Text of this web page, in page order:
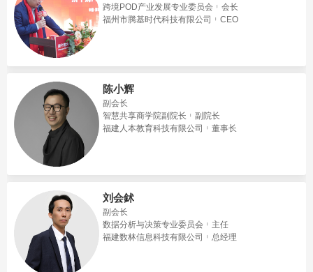
跨境POD产业发展专业委员会
会长
福州市腾基时代科技有限公司
CEO
陈小辉
副会长
智慧共享商学院副院长
副院长
福建人本教育科技有限公司
董事长
刘会鉥
副会长
数据分析与决策专业委员会
主任
福建数林信息科技有限公司
总经理